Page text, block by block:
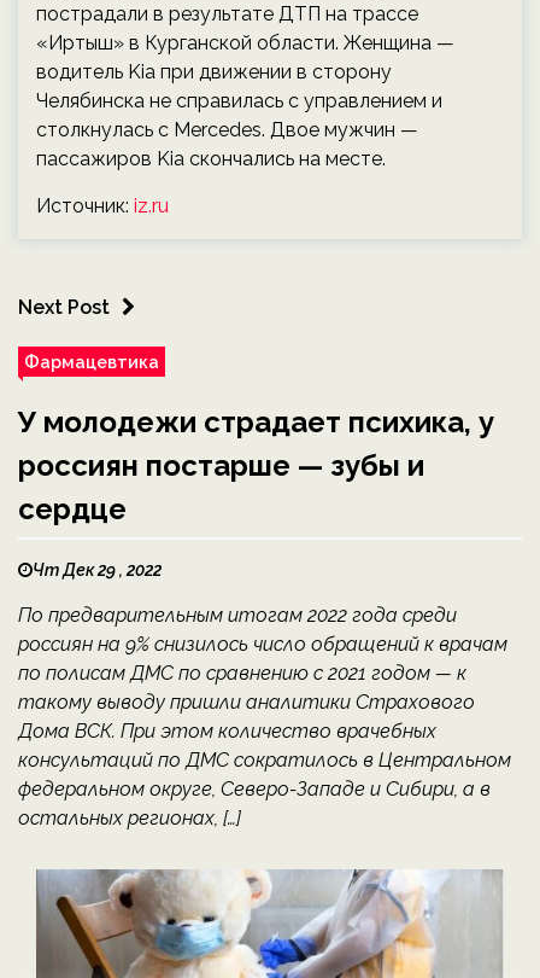
пострадали в результате ДТП на трассе
«Иртыш» в Курганской области. Женщина —
водитель Kia при движении в сторону
Челябинска не справилась с управлением и
столкнулась с Mercedes. Двое мужчин —
пассажиров Kia скончались на месте.
Источник: iz.ru
Next Post
Фармацевтика
У молодежи страдает психика, у
россиян постарше — зубы и
сердце
Чт Дек 29 , 2022
По предварительным итогам 2022 года среди
россиян на 9% снизилось число обращений к врачам
по полисам ДМС по сравнению с 2021 годом — к
такому выводу пришли аналитики Страхового
Дома ВСК. При этом количество врачебных
консультаций по ДМС сократилось в Центральном
федеральном округе, Северо-Западе и Сибири, а в
остальных регионах, […]